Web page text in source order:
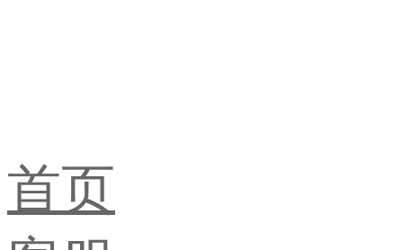
首页